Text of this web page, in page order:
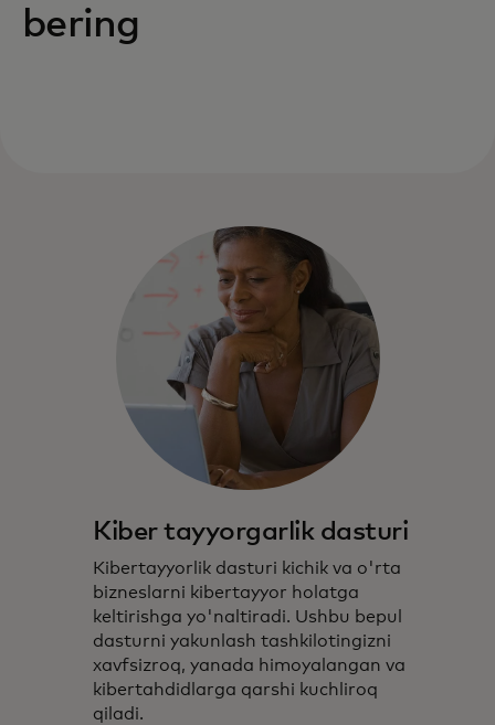
bering
Kiber tayyorgarlik dasturi
Kibertayyorlik dasturi kichik va o'rta
bizneslarni kibertayyor holatga
keltirishga yo'naltiradi. Ushbu bepul
dasturni yakunlash tashkilotingizni
xavfsizroq, yanada himoyalangan va
kibertahdidlarga qarshi kuchliroq
qiladi.